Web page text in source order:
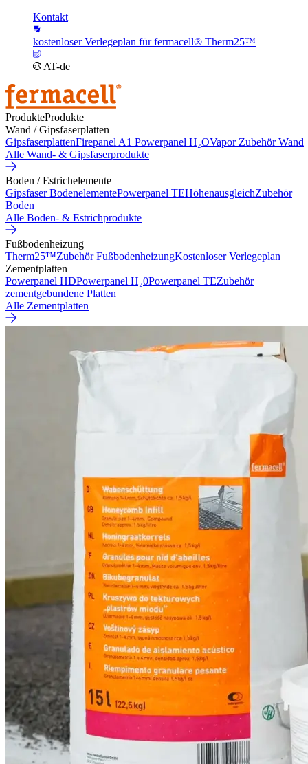
Kontakt
kostenloser Verlegeplan für fermacell® Therm25™
AT-de
ProdukteProdukte
Wand / Gipsfaserplatten
GipsfaserplattenFirepanel A1 Powerpanel H₂OVapor Zubehör Wand
Alle Wand- & Gipsfaserprodukte
Boden / Estrichelemente
Gipsfaser BodenelementePowerpanel TEHöhenausgleichZubehör
Boden
Alle Boden- & Estrichprodukte
Fußbodenheizung
Therm25™Zubehör FußbodenheizungKostenloser Verlegeplan
Zementplatten
Powerpanel HDPowerpanel H₂0Powerpanel TEZubehör
zementgebundene Platten
Alle Zementplatten